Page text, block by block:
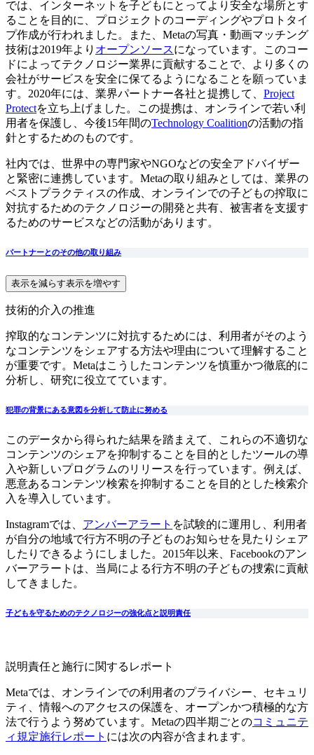
では、インターネットを子どもにとってより安全な場所とす
ることを目的に、プロジェクトのコーディングやプロトタイ
プ作成が行われました。また、Metaの写真・動画マッチング
技術は2019年より オープンソースになっています。このコー
ドによってテクノロジー業界に貢献することで、より多くの
会社がサービスを安全に保てるようになることを願っていま
す。2020年には、業界パートナー各社と提携して、 Project
Protectを立ち上げました。この提携は、オンラインで若い利
用者を保護し、今後15年間のTechnology Coalitionの活動の指
針とするためのものです。
社内では、世界中の専門家やNGOなどの安全アドバイザー
と緊密に連携しています。Metaの取り組みとしては、業界の
ベストプラクティスの作成、オンラインでの子どもの搾取に
対抗するためのテクノロジーの開発と共有、被害者を支援す
るためのサービスなどの活動があります。
パートナーとのその他の取り組み
表示を減らす表示を増やす
技術的介入の推進
搾取的なコンテンツに対抗するためには、利用者がそのよう
なコンテンツをシェアする方法や理由について理解すること
が重要です。Metaはこうしたコンテンツを慎重かつ徹底的に
分析し、研究に役立てています。
犯罪の背景にある意図を分析して防止に努める
このデータから得られた結果を踏まえて、これらの不適切な
コンテンツのシェアを抑制することを目的としたツールの導
入や新しいプログラムのリリースを行っています。例えば、
悪意あるコンテンツ検索を抑制することを目的とした検索介
入を導入しています。
Instagramでは、 アンバーアラート を試験的に運用し、利用者
が自分の地域で行方不明の子どものお知らせを見たりシェア
したりできるようにしました。2015年以来、Facebookのアン
バーアラートは、当局による行方不明の子どもの捜索に貢献
してきました。
子どもを守るためのテクノロジーの強化点と説明責任
説明責任と施行に関するレポート
Metaでは、オンラインでの利用者のプライバシー、セキュリ
ティ、情報へのアクセスの保護を、オープンかつ積極的な方
法で行うよう努めています。Metaの四半期ごとのコミュニテ
ィ規定施行レポート には次の内容が含まれます。